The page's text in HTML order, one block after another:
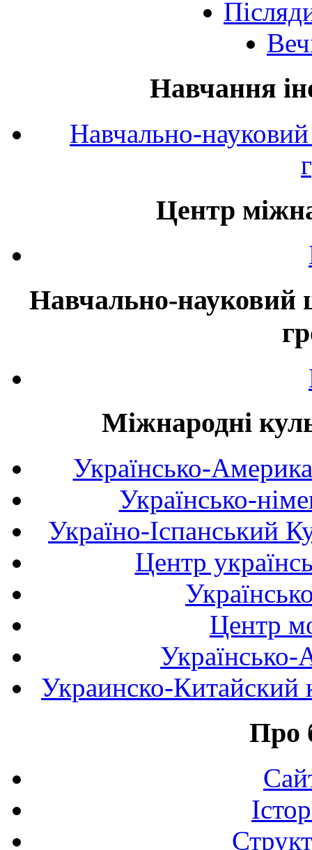
Навчання
Навчально-
Центр
Навчально-науковий
Міжнародні
Українсько-
Українсько-
Україно-Іспанський
Центр
Центр
Українсько-
Украинско-Китайский
Про